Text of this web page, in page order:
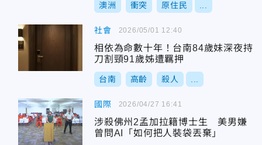
澳洲 衝突 原住民
社會
相依為命數十年！台南84歲妹深夜持
刀割頸91歲姊遭羈押
台南 高齡 殺人
2026/05/01 12:40
國際
涉殺佛州2孟加拉籍博士生 美男嫌
曾問AI「如何把人裝袋丟棄」
2026/04/27 16:41